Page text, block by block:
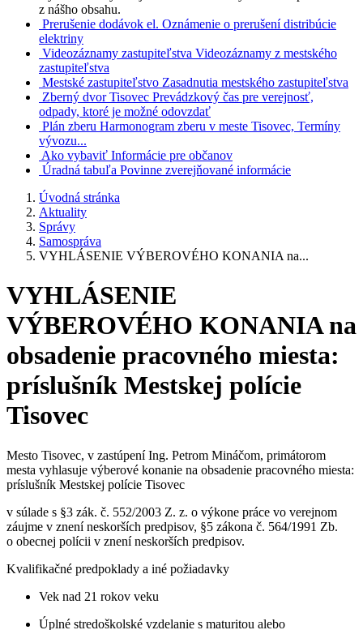
z nášho obsahu.
Prerušenie dodávok el. Oznámenie o prerušení distribúcie
elektriny
Videozáznamy zastupiteľstva Videozáznamy z mestského
zastupiteľstva
Mestské zastupiteľstvo Zasadnutia mestského zastupiteľstva
Zberný dvor Tisovec Prevádzkový čas pre verejnosť,
odpady, ktoré je možné odovzdať
Plán zberu Harmonogram zberu v meste Tisovec, Termíny
vývozu...
Ako vybaviť Informácie pre občanov
Úradná tabuľa Povinne zverejňované informácie
Úvodná stránka
Aktuality
Správy
Samospráva
VYHLÁSENIE VÝBEROVÉHO KONANIA na...
VYHLÁSENIE
VÝBEROVÉHO KONANIA na
obsadenie pracovného miesta:
príslušník Mestskej polície
Tisovec
Mesto Tisovec, v zastúpení Ing. Petrom Mináčom, primátorom
mesta vyhlasuje výberové konanie na obsadenie pracovného miesta:
príslušník Mestskej polície Tisovec
v súlade s §3 zák. č. 552/2003 Z. z. o výkone práce vo verejnom
záujme v znení neskorších predpisov, §5 zákona č. 564/1991 Zb.
o obecnej polícii v znení neskorších predpisov.
Kvalifikačné predpoklady a iné požiadavky
Vek nad 21 rokov veku
Úplné stredoškolské vzdelanie s maturitou alebo